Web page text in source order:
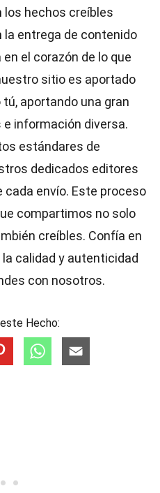
hechos creíbles
entrega de contenido
el corazón de lo que
sitio es aportado
aportando una gran
información diversa.
estándares de
dedicados editores
envío. Este proceso
compartimos no solo
creíbles. Confía en
calidad y autenticidad
con nosotros.
Hecho: